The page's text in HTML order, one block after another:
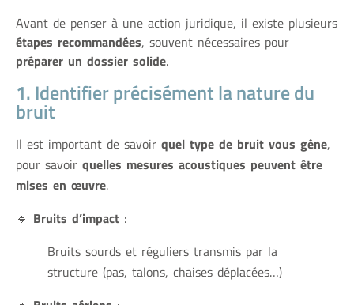
Avant de penser à une action juridique, il existe plusieurs
étapes recommandées, souvent nécessaires pour
préparer un dossier solide.
1. Identifier précisément la nature du
bruit
Il est important de savoir quel type de bruit vous gêne,
pour savoir quelles mesures acoustiques peuvent être
mises en œuvre.
🔹 Bruits d’impact :
Bruits sourds et réguliers transmis par la
structure (pas, talons, chaises déplacées…)